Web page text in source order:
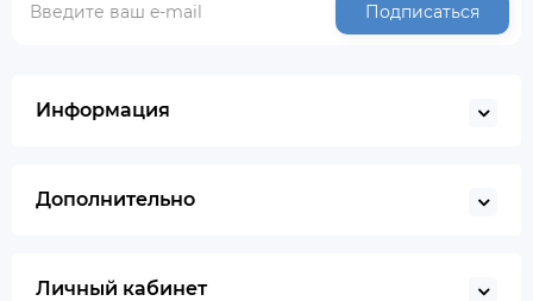
Подписаться
Информация
Дополнительно
Личный кабинет